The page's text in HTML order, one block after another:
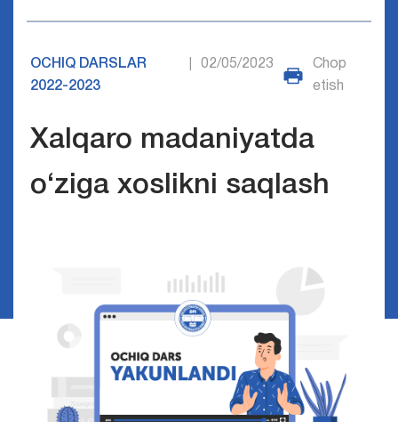
OCHIQ DARSLAR
2022-2023
02/05/2023
Chop
etish
Xalqaro madaniyatda
o‘ziga xoslikni saqlash